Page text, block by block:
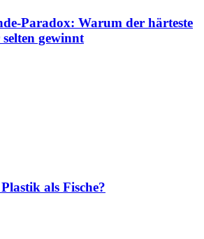
Paradox: Warum der härteste
gewinnt
als Fische?